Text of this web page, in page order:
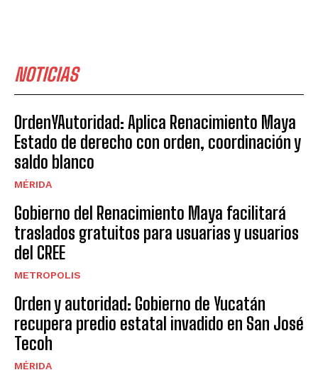
NOTICIAS
OrdenYAutoridad: Aplica Renacimiento Maya
Estado de derecho con orden, coordinación y
saldo blanco
MÉRIDA
Gobierno del Renacimiento Maya facilitará
traslados gratuitos para usuarias y usuarios
del CREE
METROPOLIS
Orden y autoridad: Gobierno de Yucatán
recupera predio estatal invadido en San José
Tecoh
MÉRIDA